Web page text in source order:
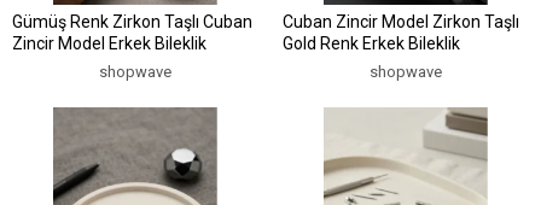
Gümüş Renk Zirkon Taşlı Cuban
Zincir Model Erkek Bileklik
shopwave
Cuban Zincir Model Zirkon Taşlı
Gold Renk Erkek Bileklik
shopwave